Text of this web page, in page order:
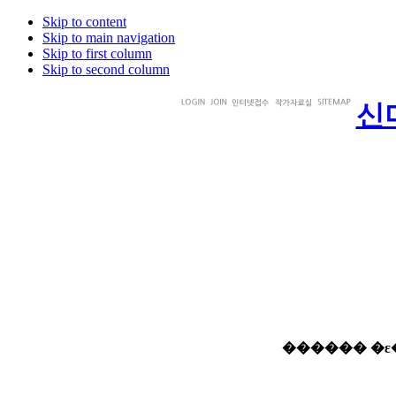
Skip to content
Skip to main navigation
Skip to first column
Skip to second column
신